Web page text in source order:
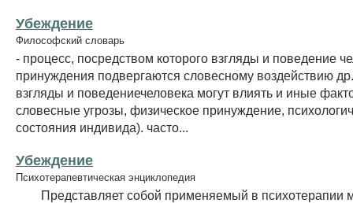
Убеждение
Философский словарь
- процесс, посредством которого взгляды и поведение
принуждения подвергаются словесному воздействию
взгляды и поведениечеловека могут влиять и иные
словесные угрозы, физическое принуждение,
состояния индивида). часто...
Убеждение
Психотерапевтическая энциклопедия
Представляет собой применяемый в психотерапии